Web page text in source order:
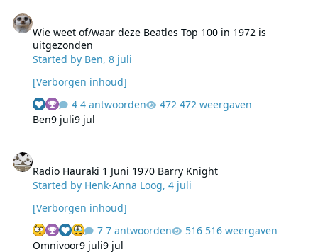
Wie weet of/waar deze Beatles Top 100 in 1972 is
uitgezonden
Started by Ben,8 juli
[Verborgen inhoud]
4 antwoorden
472 weergaven
Ben9 juli9 jul
Radio Hauraki 1 Juni 1970 Barry Knight
Started by Henk-Anna Loog,4 juli
[Verborgen inhoud]
7 antwoorden
516 weergaven
Omnivoor9 juli9 jul